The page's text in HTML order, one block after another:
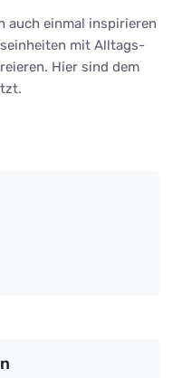
auch einmal inspirieren
mit Alltags-
Hier sind dem